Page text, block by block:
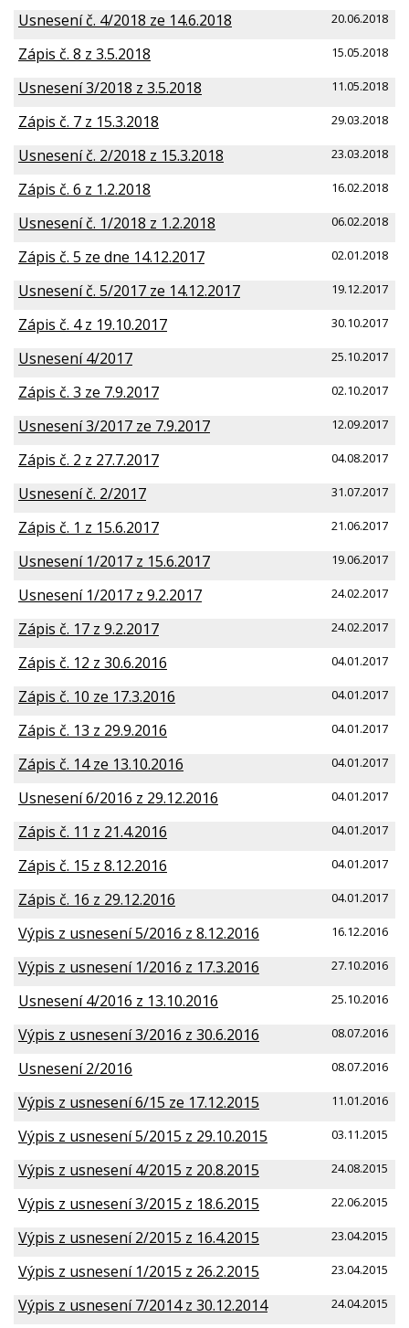
20.06.2018
Usnesení č. 4/2018 ze 14.6.2018
15.05.2018
Zápis č. 8 z 3.5.2018
11.05.2018
Usnesení 3/2018 z 3.5.2018
29.03.2018
Zápis č. 7 z 15.3.2018
23.03.2018
Usnesení č. 2/2018 z 15.3.2018
16.02.2018
Zápis č. 6 z 1.2.2018
06.02.2018
Usnesení č. 1/2018 z 1.2.2018
02.01.2018
Zápis č. 5 ze dne 14.12.2017
19.12.2017
Usnesení č. 5/2017 ze 14.12.2017
30.10.2017
Zápis č. 4 z 19.10.2017
25.10.2017
Usnesení 4/2017
02.10.2017
Zápis č. 3 ze 7.9.2017
12.09.2017
Usnesení 3/2017 ze 7.9.2017
04.08.2017
Zápis č. 2 z 27.7.2017
31.07.2017
Usnesení č. 2/2017
21.06.2017
Zápis č. 1 z 15.6.2017
19.06.2017
Usnesení 1/2017 z 15.6.2017
24.02.2017
Usnesení 1/2017 z 9.2.2017
24.02.2017
Zápis č. 17 z 9.2.2017
04.01.2017
Zápis č. 12 z 30.6.2016
04.01.2017
Zápis č. 10 ze 17.3.2016
04.01.2017
Zápis č. 13 z 29.9.2016
04.01.2017
Zápis č. 14 ze 13.10.2016
04.01.2017
Usnesení 6/2016 z 29.12.2016
04.01.2017
Zápis č. 11 z 21.4.2016
04.01.2017
Zápis č. 15 z 8.12.2016
04.01.2017
Zápis č. 16 z 29.12.2016
16.12.2016
Výpis z usnesení 5/2016 z 8.12.2016
27.10.2016
Výpis z usnesení 1/2016 z 17.3.2016
25.10.2016
Usnesení 4/2016 z 13.10.2016
08.07.2016
Výpis z usnesení 3/2016 z 30.6.2016
08.07.2016
Usnesení 2/2016
11.01.2016
Výpis z usnesení 6/15 ze 17.12.2015
03.11.2015
Výpis z usnesení 5/2015 z 29.10.2015
24.08.2015
Výpis z usnesení 4/2015 z 20.8.2015
22.06.2015
Výpis z usnesení 3/2015 z 18.6.2015
23.04.2015
Výpis z usnesení 2/2015 z 16.4.2015
23.04.2015
Výpis z usnesení 1/2015 z 26.2.2015
24.04.2015
Výpis z usnesení 7/2014 z 30.12.2014